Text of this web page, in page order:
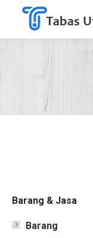
Barang & Jasa
Barang